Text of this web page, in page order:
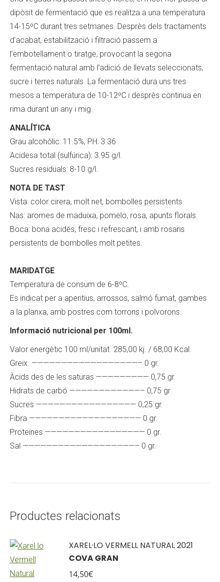
dipòsit de fermentació que es realitza a una temperatura
14-15ºC durant tres setmanes. Desprès dels tractaments
d’acabat, estabilització i filtració passem a
l’embotellament o tiratge, provocant la segona
fermentació natural amb l’adició de llevats seleccionats,
sucre i terres naturals. La fermentació dura uns tres
mesos a temperatura de 10-12ºC i desprès continua en
rima durant un any i mig.
ANALÍTICA
Grau alcohòlic: 11.5%, PH: 3.36
Acidesa total (sulfúrica): 3.95 g/l.
Sucres residuals: 8-10 g/l.
NOTA DE TAST
Vista: color cirera, molt net, bombolles persistents.
Nas: aromes de maduixa, pomelo, rosa, apunts florals.
Boca: bona acidés, fresc i refrescant, i amb rosaris
persistents de bombolles molt petites.
MARIDATGE
Temperatura de consum de 6-8ºC.
Es indicat per a aperitius, arrossos, salmó fumat, gambes
a la planxa, amb postres com torrons i polvorons.
Informació nutricional per 100ml.
Valor energètic 100 ml/unitat. 285,00 kj. / 68,00 Kcal.
Greix. ——————————————————– 0 gr.
Àcids des de les saturas ————————— 0,75 gr.
Hidrats de carbó ————————————– 0,75 gr
Sucres ————————————————— 0,25 gr.
Fibra ——————————————————— 0 gr.
Proteïnes ————————————————— 0 gr.
Sal ———————————————————– 0 gr.
Productes relacionats
XAREL·LO VERMELL NATURAL 2021
COVA GRAN
14,50€